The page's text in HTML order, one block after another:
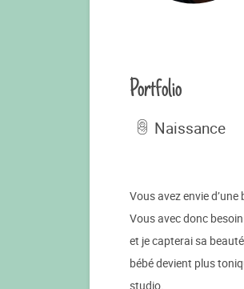
Portfolio
Naissance
Vous avez envie
Vous avec donc
et je capterai sa
bébé devient plus
studio.